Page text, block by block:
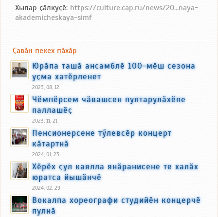
Хыпар ҫӑлкуҫӗ: https://culture.cap.ru/news/20...naya-
akademicheskaya-simf
Ҫавӑн пекех пӑхӑр
Юрӑпа ташӑ ансамблӗ 100-мӗш сезона
уҫма хатӗрленет
2023, 08, 12
Чӗмпӗрсем чӑвашсен пултарулӑхӗпе
паллашӗҫ
2023, 11, 21
Пенсионерсене тӳлевсӗр концерт
кӑтартнӑ
2024, 01, 23
Хӗрӗх ҫул каялла янӑранисене те халӑх
юратса йышӑнчӗ
2024, 02, 29
Вокалпа хореографи студийӗн концерчӗ
пулнӑ